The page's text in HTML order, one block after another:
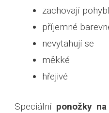
zachovají
příjemné
nevytahují se
měkké
hřejivé
Speciální ponožky